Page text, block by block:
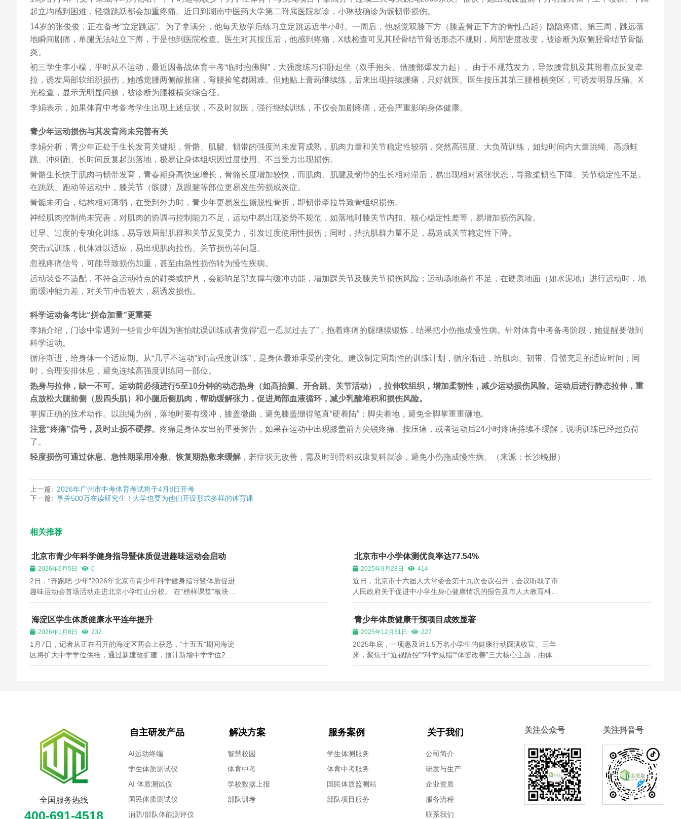
起立均感到困难，轻微跳跃都会加重疼痛。近日到湖南中医药大学第二附属医院就诊，小琳被确诊为髌韧带损伤。
14岁的张俊俊，正在备考“立定跳远”。为了拿满分，他每天放学后练习立定跳远近半小时。一周后，他感觉双膝下方（膝盖骨正下方的骨性凸起）隐隐疼痛。第三周，跳远落
地瞬间剧痛，单腿无法站立下蹲，于是他到医院检查。医生对其按压后，他感到疼痛，X线检查可见其胫骨结节骨骺形态不规则，局部密度改变，被诊断为双侧胫骨结节骨骺
炎。
初三学生李小檬，平时从不运动，最近因备战体育中考“临时抱佛脚”，大强度练习仰卧起坐（双手抱头、借腰部爆发力起）。由于不规范发力，导致腰背肌及其附着点反复牵
拉，诱发局部软组织损伤，她感觉腰两侧酸胀痛，弯腰捡笔都困难。但她贴上膏药继续练，后来出现持续腰痛，只好就医。医生按压其第三腰椎横突区，可诱发明显压痛。X
光检查，显示无明显问题，被诊断为腰椎横突综合征。
李娟表示，如果体育中考备考学生出现上述症状，不及时就医，强行继续训练，不仅会加剧疼痛，还会严重影响身体健康。
青少年运动损伤与其发育尚未完善有关
李娟分析，青少年正处于生长发育关键期，骨骼、肌腱、韧带的强度尚未发育成熟，肌肉力量和关节稳定性较弱，突然高强度、大负荷训练，如短时间内大量跳绳、高频蛙
跳、冲刺跑、长时间反复起跳落地，极易让身体组织因过度使用、不当受力出现损伤。
骨骼生长快于肌肉与韧带发育，青春期身高快速增长，骨骼长度增加较快，而肌肉、肌腱及韧带的生长相对滞后，易出现相对紧张状态，导致柔韧性下降、关节稳定性不足。
在跳跃、跑动等运动中，膝关节（髌腱）及跟腱等部位更易发生劳损或炎症。
骨骺未闭合，结构相对薄弱，在受到外力时，青少年更易发生撕脱性骨折，即韧带牵拉导致骨组织损伤。
神经肌肉控制尚未完善，对肌肉的协调与控制能力不足，运动中易出现姿势不规范，如落地时膝关节内扣、核心稳定性差等，易增加损伤风险。
过早、过度的专项化训练，易导致局部肌群和关节反复受力，引发过度使用性损伤；同时，拮抗肌群力量不足，易造成关节稳定性下降。
突击式训练，机体难以适应，易出现肌肉拉伤、关节损伤等问题。
忽视疼痛信号，可能导致损伤加重，甚至由急性损伤转为慢性疾病。
运动装备不适配，不符合运动特点的鞋类或护具，会影响足部支撑与缓冲功能，增加踝关节及膝关节损伤风险；运动场地条件不足，在硬质地面（如水泥地）进行运动时，地
面缓冲能力差，对关节冲击较大，易诱发损伤。
科学运动备考比“拼命加量”更重要
李娟介绍，门诊中常遇到一些青少年因为害怕耽误训练或者觉得“忍一忍就过去了”，拖着疼痛的腿继续锻炼，结果把小伤拖成慢性病。针对体育中考备考阶段，她提醒要做到
科学运动。
循序渐进，给身体一个适应期。从“几乎不运动”到“高强度训练”，是身体最难承受的变化。建议制定周期性的训练计划，循序渐进，给肌肉、韧带、骨骼充足的适应时间；同
时，合理安排休息，避免连续高强度训练同一部位。
热身与拉伸，缺一不可。运动前必须进行5至10分钟的动态热身（如高抬腿、开合跳、关节活动），拉伸软组织，增加柔韧性，减少运动损伤风险。运动后进行静态拉伸，重
点放松大腿前侧（股四头肌）和小腿后侧肌肉，帮助缓解张力，促进局部血液循环，减少乳酸堆积和损伤风险。
掌握正确的技术动作。以跳绳为例，落地时要有缓冲，膝盖微曲，避免膝盖绷得笔直“硬着陆”；脚尖着地，避免全脚掌重重砸地。
注意“疼痛”信号，及时止损不硬撑。疼痛是身体发出的重要警告，如果在运动中出现膝盖前方尖锐疼痛、按压痛，或者运动后24小时疼痛持续不缓解，说明训练已经超负荷
了。
轻度损伤可通过休息、急性期采用冷敷、恢复期热敷来缓解，若症状无改善，需及时到骨科或康复科就诊，避免小伤拖成慢性病。（来源：长沙晚报）
上一篇: 2026年广州市中考体育考试将于4月8日开考
下一篇: 事关500万在读研究生！大学也要为他们开设形式多样的体育课
相关推荐
北京市青少年科学健身指导暨体质促进趣味运动会启动
2026年6月5日 0
2日，“奔跑吧·少年”2026年北京市青少年科学健身指导暨体质促进
趣味运动会首场活动走进北京小学红山分校。 在“榜样课堂”板块，
北京北汽男篮队长翟晓川向学生代表赠送签名篮球。武术冠军吕泰
们坚持锻炼、科...
北京市中小学体测优良率达77.54%
2025年9月28日 414
近日，北京市十六届人大常委会第十九次会议召开，会议听取了市
人民政府关于促进中小学生身心健康情况的报告及市人大教育科技
文化卫生委员会的意见和建议。北京青年报记者从会上了解到，
61.9%，上升至2024年的77...
海淀区学生体质健康水平连年提升
2026年1月8日 232
1月7日，记者从正在召开的海淀区两会上获悉，“十五五”期间海淀
区将扩大中学学位供给，通过新建改扩建，预计新增中学学位2万
个。其中，今年将新建改扩建6所中小学，新增学位3985个。 2025
青少年体质健康干预项目成效显著
2025年12月31日 227
2025年底，一项惠及近1.5万名小学生的健康行动圆满收官。三年
来，聚焦于“近视防控”“科学减脂”“体姿改善”三大核心主题，由体育
总局科研所牵头、在全国12个省（区、市）24所小学落地的“体教
全国服务热线
400-691-4518
自主研发产品
AI运动终端
学生体质测试仪
AI 体质测试仪
国民体质测试仪
消防/部队体能测评仪
解决方案
智慧校园
体育中考
学校数据上报
部队训考
服务案例
学生体测服务
体育中考服务
国民体质监测站
部队项目服务
关于我们
公司简介
研发与生产
企业资质
服务流程
联系我们
关注公众号 关注抖音号